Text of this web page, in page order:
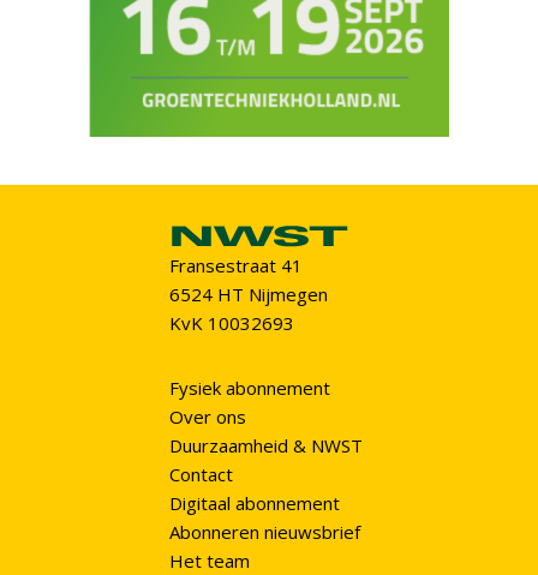
Fransestraat 41
6524 HT Nijmegen
KvK 10032693
Fysiek abonnement
Over ons
Duurzaamheid & NWST
Contact
Digitaal abonnement
Abonneren nieuwsbrief
Het team